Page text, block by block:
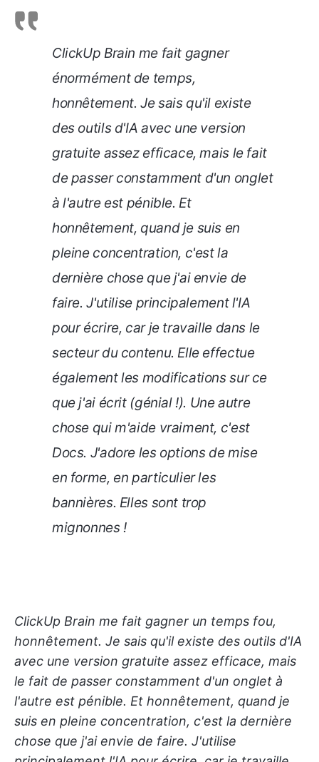
ClickUp Brain me fait gagner
énormément de temps,
honnêtement. Je sais qu'il existe
des outils d'IA avec une version
gratuite assez efficace, mais le fait
de passer constamment d'un onglet
à l'autre est pénible. Et
honnêtement, quand je suis en
pleine concentration, c'est la
dernière chose que j'ai envie de
faire. J'utilise principalement l'IA
pour écrire, car je travaille dans le
secteur du contenu. Elle effectue
également les modifications sur ce
que j'ai écrit (génial !). Une autre
chose qui m'aide vraiment, c'est
Docs. J'adore les options de mise
en forme, en particulier les
bannières. Elles sont trop
mignonnes !
ClickUp Brain me fait gagner un temps fou,
honnêtement. Je sais qu'il existe des outils d'IA
avec une version gratuite assez efficace, mais
le fait de passer constamment d'un onglet à
l'autre est pénible. Et honnêtement, quand je
suis en pleine concentration, c'est la dernière
chose que j'ai envie de faire. J'utilise